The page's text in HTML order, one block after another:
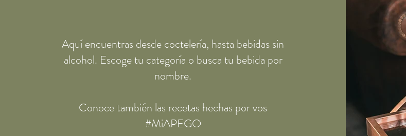
Aquí encuentras desde coctelería, hasta bebidas sin
alcohol. Escoge tu categoría o busca tu bebida por
nombre.
Conoce también las recetas hechas por vos
#MiAPEGO